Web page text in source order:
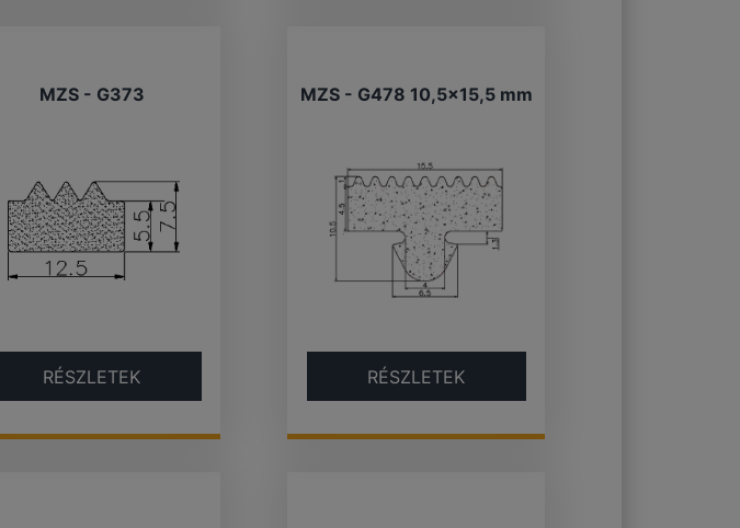
MZS - G373
RÉSZLETEK
MZS - G478 10,5×15,5 mm
RÉSZLETEK